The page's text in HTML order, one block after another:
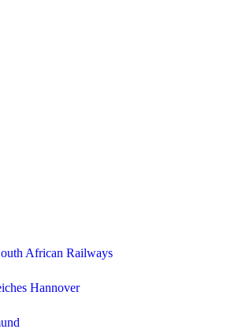
African Railways
Hannover